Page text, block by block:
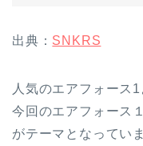
出典： SNKRS
人気のエアフォース
今回のエアフォース
がテーマとなってい